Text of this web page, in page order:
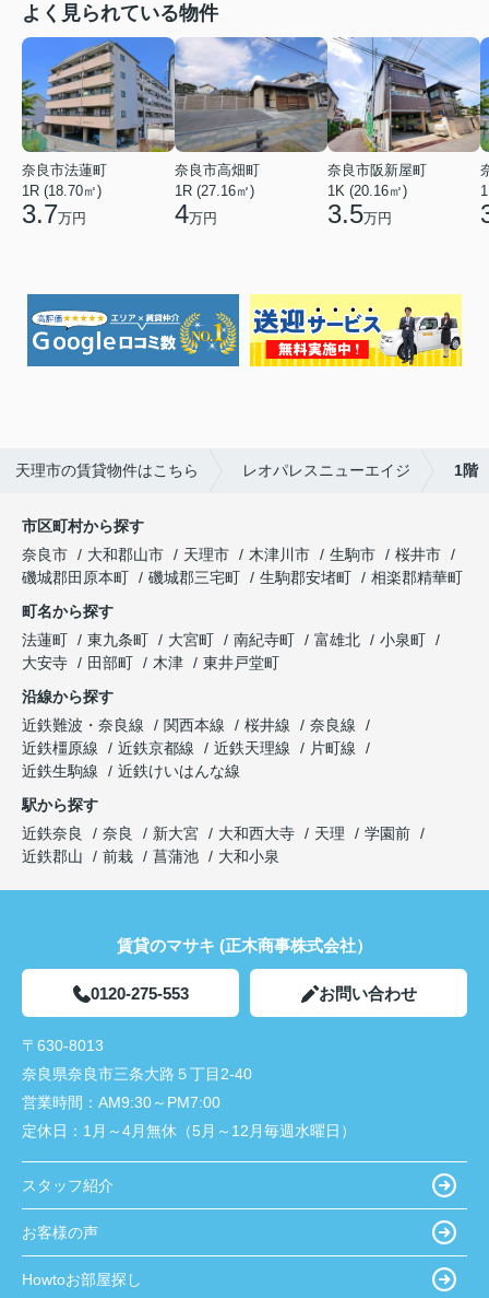
よく見られている物件
奈良市法蓮町
1R (18.70㎡)
3.7万円
奈良市高畑町
1R (27.16㎡)
4万円
奈良市阪新屋町
1K (20.16㎡)
3.5万円
天理市の賃貸物件はこちら レオパレスニューエイジ 1階
市区町村から探す
奈良市
大和郡山市 天理市 木津川市 生駒市
桜井市
磯城郡田原本町
磯城郡三宅町 生駒郡安堵町
相楽郡精華町
町名から探す
法蓮町
東九条町 大宮町 南紀寺町 富雄北
小泉町
大安寺
田部町 木津
東井戸堂町
沿線から探す
近鉄難波・奈良線
関西本線 桜井線
奈良線
近鉄橿原線
近鉄京都線 近鉄天理線
片町線
近鉄生駒線
近鉄けいはんな線
駅から探す
近鉄奈良
奈良 新大宮 大和西大寺 天理
学園前
近鉄郡山
前栽 菖蒲池 大和小泉
賃貸のマサキ (正木商事株式会社）
0120-275-553 お問い合わせ
〒630-8013
奈良県奈良市三条大路５丁目2-40
営業時間： AM9:30～PM7:00
定休日： 1月～4月無休（5月～12月毎週水曜日）
スタッフ紹介
お客様の声
Howtoお部屋探し